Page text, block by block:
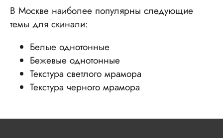
В Москве наиболее популярны следующие
темы для скинали:
Белые однотонные
Бежевые однотонные
Текстура светлого мрамора
Текстура черного мрамора